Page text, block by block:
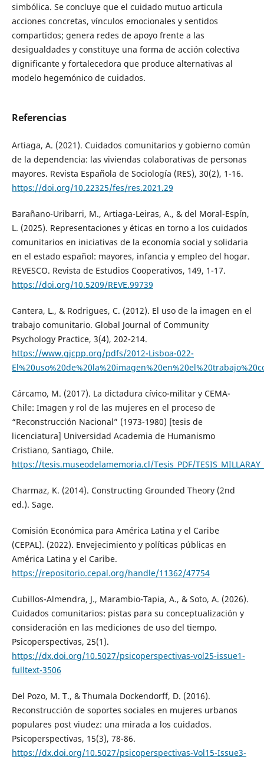
simbólica. Se concluye que el cuidado mutuo articula
acciones concretas, vínculos emocionales y sentidos
compartidos; genera redes de apoyo frente a las
desigualdades y constituye una forma de acción colectiva
dignificante y fortalecedora que produce alternativas al
modelo hegemónico de cuidados.
Referencias
Artiaga, A. (2021). Cuidados comunitarios y gobierno común
de la dependencia: las viviendas colaborativas de personas
mayores. Revista Española de Sociología (RES), 30(2), 1-16.
https://doi.org/10.22325/fes/res.2021.29
Barañano-Uribarri, M., Artiaga-Leiras, A., & del Moral-Espín,
L. (2025). Representaciones y éticas en torno a los cuidados
comunitarios en iniciativas de la economía social y solidaria
en el estado español: mayores, infancia y empleo del hogar.
REVESCO. Revista de Estudios Cooperativos, 149, 1-17.
https://doi.org/10.5209/REVE.99739
Cantera, L., & Rodrigues, C. (2012). El uso de la imagen en el
trabajo comunitario. Global Journal of Community
Psychology Practice, 3(4), 202-214.
https://www.gjcpp.org/pdfs/2012-Lisboa-022-
Cárcamo, M. (2017). La dictadura cívico-militar y CEMA-
Chile: Imagen y rol de las mujeres en el proceso de
“Reconstrucción Nacional” (1973-1980) [tesis de
licenciatura] Universidad Academia de Humanismo
Cristiano, Santiago, Chile.
https://tesis.museodelamemoria.cl/Tesis_PDF/
Charmaz, K. (2014). Constructing Grounded Theory (2nd
ed.). Sage.
Comisión Económica para América Latina y el Caribe
(CEPAL). (2022). Envejecimiento y políticas públicas en
América Latina y el Caribe.
https://repositorio.cepal.org/handle/11362/47754
Cubillos-Almendra, J., Marambio-Tapia, A., & Soto, A. (2026).
Cuidados comunitarios: pistas para su conceptualización y
consideración en las mediciones de uso del tiempo.
Psicoperspectivas, 25(1).
https://dx.doi.org/10.5027/psicoperspectivas-vol25-issue1-
fulltext-3506
Del Pozo, M. T., & Thumala Dockendorff, D. (2016).
Reconstrucción de soportes sociales en mujeres urbanos
populares post viudez: una mirada a los cuidados.
Psicoperspectivas, 15(3), 78-86.
https://dx.doi.org/10.5027/psicoperspectivas-Vol15-Issue3-